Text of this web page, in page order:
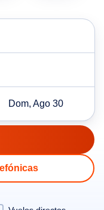
Dom, Ago 30